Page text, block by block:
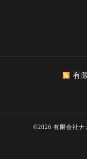
有
©2026 有限会社ナ